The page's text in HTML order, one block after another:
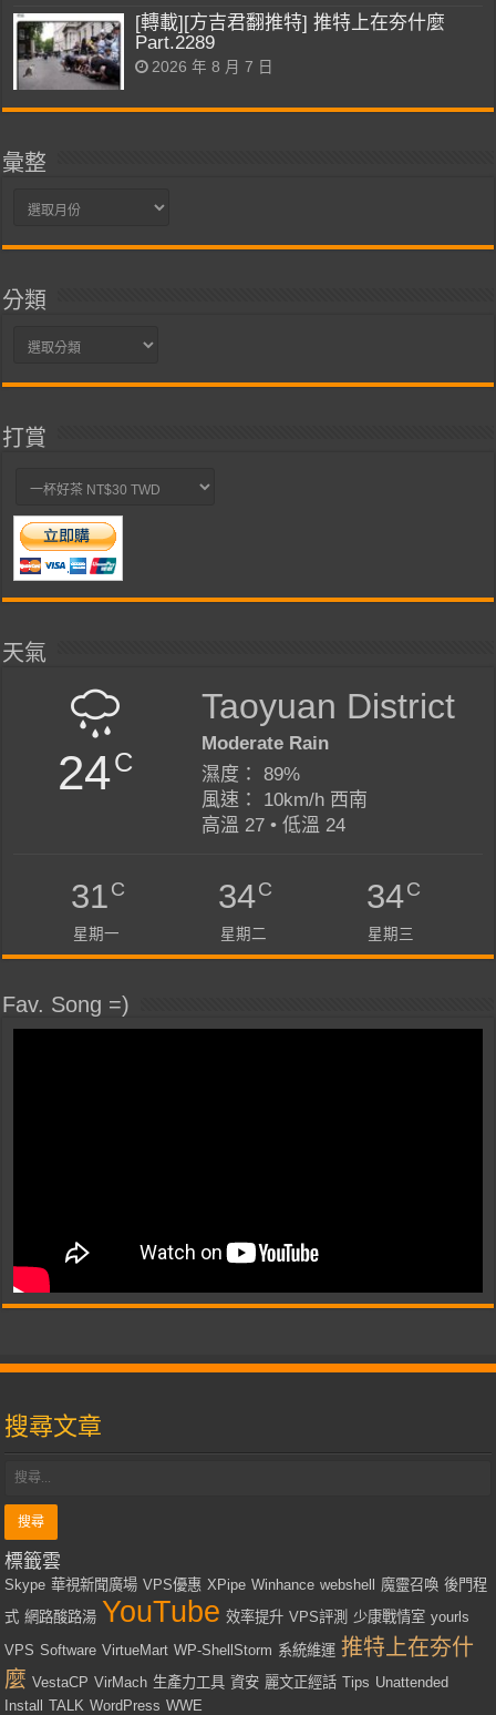
[轉載][方吉君翻推特] 推特上在夯什麼
Part.2289
2026 年 8 月 7 日
彙整
彙
分類
分
打賞
天氣
24C
Taoyuan District
Moderate Rain
濕度： 89%
風速： 10km/h 西南
高溫 27 • 低溫 24
31C
星期一
34C
星期二
34C
星期三
Fav. Song =)
搜尋文章
標籤雲
Skype 華視新聞廣場 VPS優惠 XPipe Winhance webshell 魔靈召喚 後門程
式 網路酸路湯 YouTube 效率提升 VPS評測 少康戰情室 yourls
VPS Software VirtueMart WP-ShellStorm 系統維運 推特上在夯什
麼 VestaCP VirMach 生產力工具 資安 麗文正經話 Tips Unattended
Install
TALK WordPress WWE